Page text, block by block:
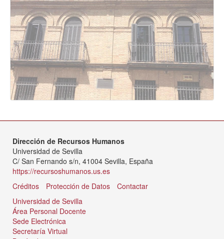
Dirección de Recursos Humanos
Universidad de Sevilla
C/ San Fernando s/n, 41004 Sevilla, España
https://recursoshumanos.us.es
Créditos
Protección de Datos
Contactar
Universidad de Sevilla
Área Personal Docente
Sede Electrónica
Secretaría Virtual